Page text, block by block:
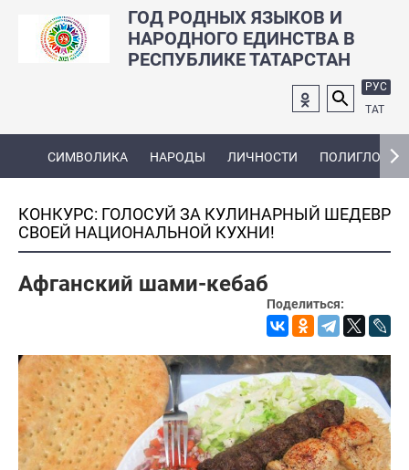
ГОД РОДНЫХ ЯЗЫКОВ И
НАРОДНОГО ЕДИНСТВА В
РЕСПУБЛИКЕ ТАТАРСТАН
РУС
ТАТ
СИМВОЛИКА НАРОДЫ ЛИЧНОСТИ ПОЛИГЛОТ
КОНКУРС: ГОЛОСУЙ ЗА КУЛИНАРНЫЙ ШЕДЕВР
СВОЕЙ НАЦИОНАЛЬНОЙ КУХНИ!
Афганский шами-кебаб
Поделиться: